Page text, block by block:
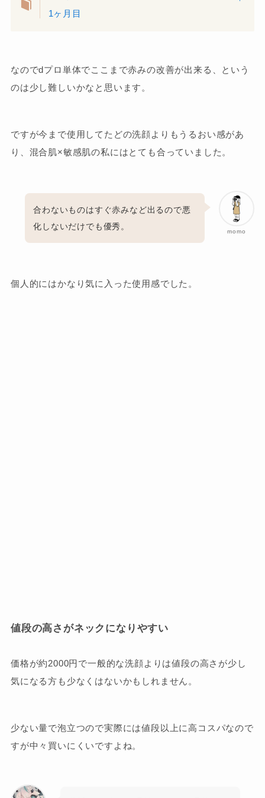
1ヶ月目
なのでdプロ単体でここまで赤みの改善が出来る、という
のは少し難しいかなと思います。
ですが今まで使用してたどの洗顔よりもうるおい感があ
り、混合肌×敏感肌の私にはとても合っていました。
momo
合わないものはすぐ赤みなど出るので悪
化しないだけでも優秀。
個人的にはかなり気に入った使用感でした。
値段の高さがネックになりやすい
価格が約2000円で一般的な洗顔よりは値段の高さが少し
気になる方も少なくはないかもしれません。
少ない量で泡立つので実際には値段以上に高コスパなので
すが中々買いにくいですよね。